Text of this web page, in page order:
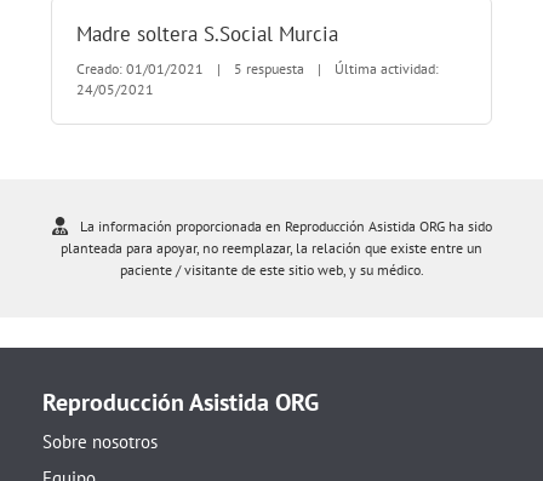
Madre soltera S.Social Murcia
Creado: 01/01/2021 | 5 respuesta |
Última actividad:
24/05/2021
La información proporcionada en Reproducción Asistida ORG ha sido
planteada para apoyar, no reemplazar, la relación que existe entre un
paciente / visitante de este sitio web, y su médico.
Reproducción Asistida ORG
Sobre nosotros